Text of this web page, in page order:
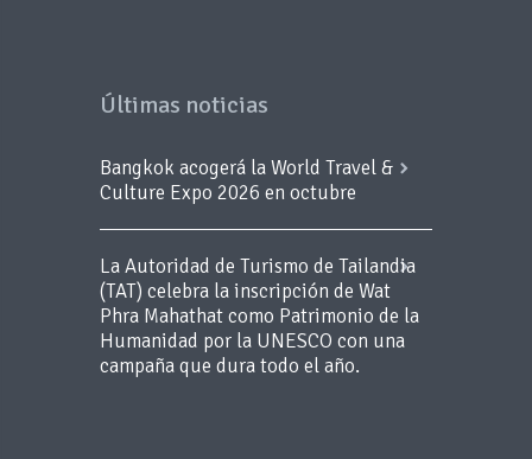
Últimas noticias
Bangkok acogerá la World Travel &
Culture Expo 2026 en octubre
La Autoridad de Turismo de Tailandia
(TAT) celebra la inscripción de Wat
Phra Mahathat como Patrimonio de la
Humanidad por la UNESCO con una
campaña que dura todo el año.